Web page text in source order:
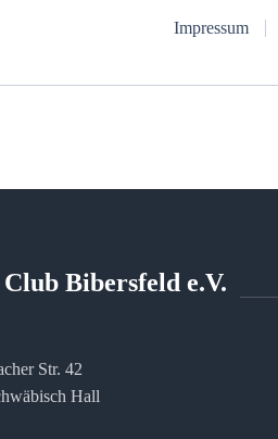
Impressum
Bibersfeld e.V.
Str. 42
Hall